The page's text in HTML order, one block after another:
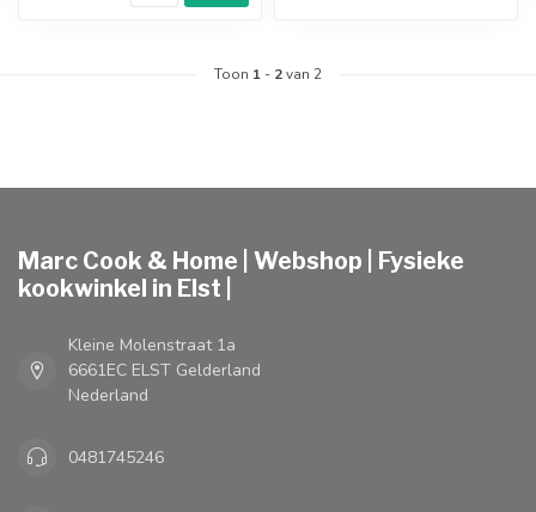
Toon 1 - 2van 2
Marc Cook & Home | Webshop | Fysieke
kookwinkel in Elst |
Kleine Molenstraat 1a
6661EC ELST Gelderland
Nederland
0481745246